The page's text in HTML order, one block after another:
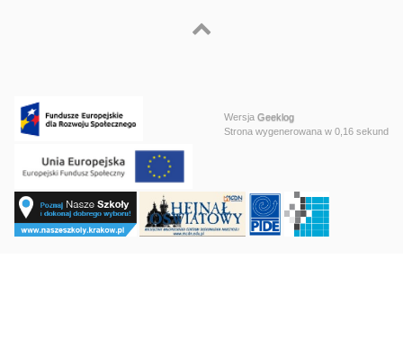
Wersja Geeklog
Strona wygenerowana w 0,16 sekund